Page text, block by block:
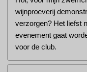
wijnproeverij
verzorgen? Het liefst
evenement gaat
voor de club.